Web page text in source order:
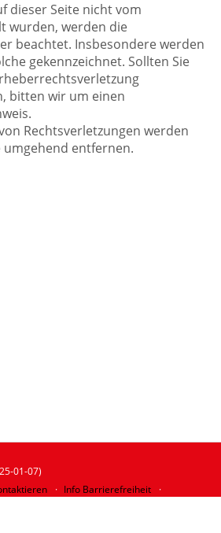
dieser Seite nicht vom
wurden, werden die
beachtet. Insbesondere werden
gekennzeichnet. Sollten Sie
bitten wir um einen
Rechtsverletzungen werden
entfernen.
01-07)
Info Barrierefreiheit